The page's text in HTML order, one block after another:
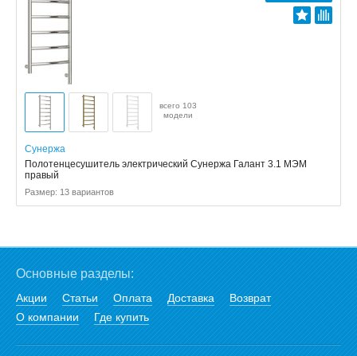
всего 103
модели
Сунержа
Полотенцесушитель электрический Сунержа Галант 3.1 МЭМ
правый
Размер: 13 вариантов
Основные разделы:
Акции Статьи Оплата Доставка
Возврат
О компании
Где купить